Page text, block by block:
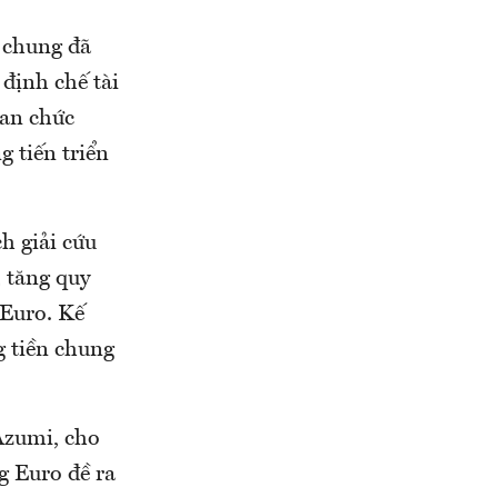
đã
định chế tài
chức
tiến triển
giải cứu
tăng quy
Kế
tiền chung
cho
Euro đề ra